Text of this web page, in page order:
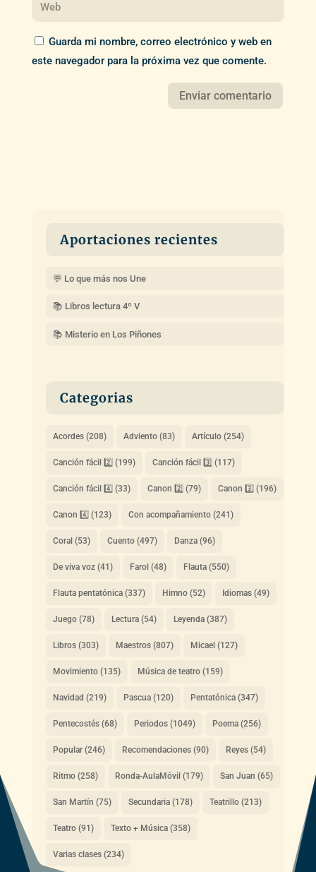
Guarda mi nombre, correo electrónico y web en
este navegador para la próxima vez que comente.
Aportaciones recientes
💬 Lo que más nos Une
📚 Libros lectura 4º V
📚 Misterio en Los Piñones
Categorias
Acordes(208) Adviento(83) Artículo(254)
Canción fácil 2️⃣ (199) Canción fácil 3️⃣ (117)
Canción fácil 4️⃣ (33) Canon 2️⃣ (79) Canon 3️⃣ (196)
Canon 4️⃣ (123) Con acompañamiento(241)
Coral(53) Cuento(497) Danza(96)
De viva voz(41) Farol(48) Flauta(550)
Flauta pentatónica(337) Himno(52) Idiomas(49)
Juego(78) Lectura(54) Leyenda(387)
Libros(303) Maestros(807) Micael(127)
Movimiento(135) Música de teatro(159)
Navidad (219) Pascua(120) Pentatónica(347)
Pentecostés(68) Periodos(1049) Poema(256)
Popular(246) Recomendaciones(90) Reyes(54)
Ritmo(258) Ronda-AulaMóvil(179) San Juan (65)
San Martín (75) Secundaria(178) Teatrillo(213)
Teatro(91) Texto + Música(358)
Varias clases(234)